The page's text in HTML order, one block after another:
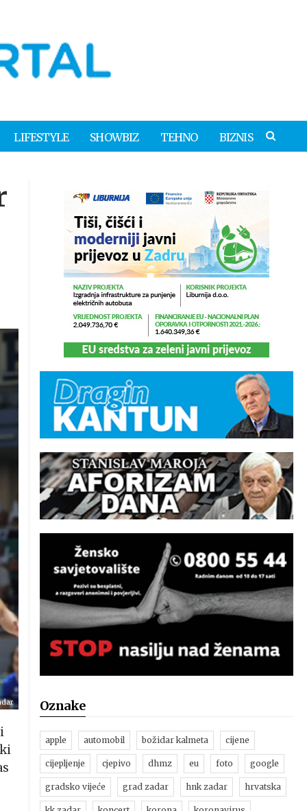
LIFESTYLE SHOWBIZ TEHNO BIZNIS
Oznake
apple automobil božidar kalmeta cijene
cijepljenje cjepivo dhmz eu foto google
gradsko vijeće grad zadar hnk zadar hrvatska